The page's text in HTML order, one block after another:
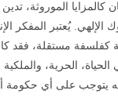
الموروثة، تدين
الإلهي. يُعتبر المفكر
كفلسفة مستقلة، فقد
الحرية، والملكية
يتوجب على أي حكومة